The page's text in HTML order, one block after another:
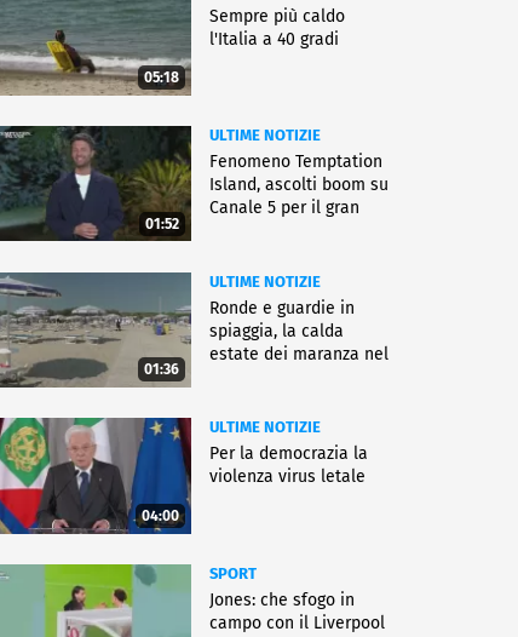
05:18
Sempre più caldo
l'Italia a 40 gradi
01:52
ULTIME NOTIZIE
Fenomeno Temptation
Island, ascolti boom su
Canale 5 per il gran
01:36
ULTIME NOTIZIE
Ronde e guardie in
spiaggia, la calda
estate dei maranza nel
04:00
ULTIME NOTIZIE
Per la democrazia la
violenza virus letale
SPORT
Jones: che sfogo in
campo con il Liverpool